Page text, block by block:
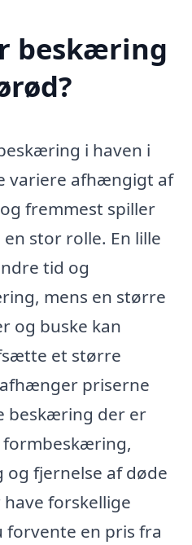
beskæring
i haven i
variere afhængigt af
fremmest spiller
stor rolle. En lille
tid og
mens en større
og buske kan
et større
priserne
beskæring der er
formbeskæring,
fjernelse af døde
forskellige
forvente en pris fra